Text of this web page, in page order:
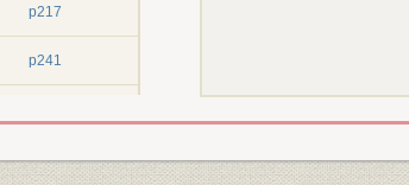
p217
p241
p259